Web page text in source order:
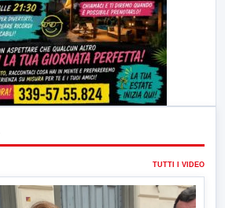
TUTTI I VIDEO